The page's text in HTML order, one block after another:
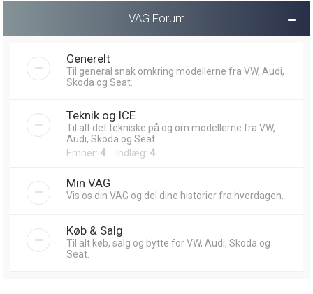
VAG Forum
Generelt
Til general snak omkring modellerne fra VW, Audi,
Skoda og Seat.
Teknik og ICE
Til alt det tekniske på og om modellerne fra VW,
Audi, Skoda og Seat
Emner: 4 Indlæg: 4
Min VAG
Vis os din VAG og del dine historier fra hverdagen.
Køb & Salg
Til alt køb, salg og bytte for VW, Audi, Skoda og
Seat.